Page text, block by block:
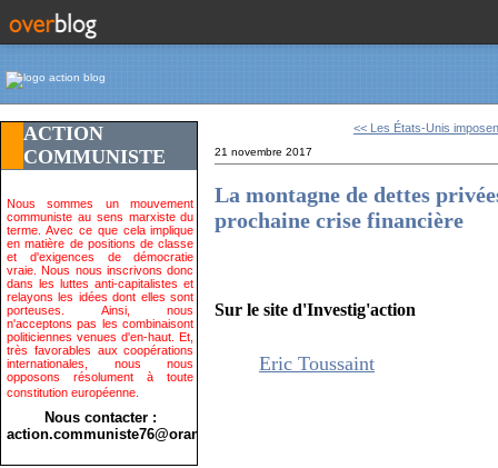
ACTION
COMMUNISTE
Nous sommes un mouvement
communiste au sens marxiste du
terme. Avec ce que cela implique
en matière de positions de classe
et d'exigences de démocratie
vraie. Nous nous inscrivons donc
dans les luttes anti-capitalistes et
relayons les idées dont elles sont
porteuses. Ainsi, nous
n'acceptons pas les combinaisont
politiciennes venues d'en-haut. Et,
très favorables aux coopérations
internationales, nous nous
opposons résolument à toute
constitution européenne.
Nous contacter :
action.communiste76@orange.fr>
<< Les États-Unis
21 novembre 2017
La montagne de dettes
prochaine crise financière
Sur le site d'Investig'action
Eric Toussaint